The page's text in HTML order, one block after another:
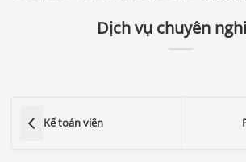
Dịch vụ chuyên
Kế toán viên